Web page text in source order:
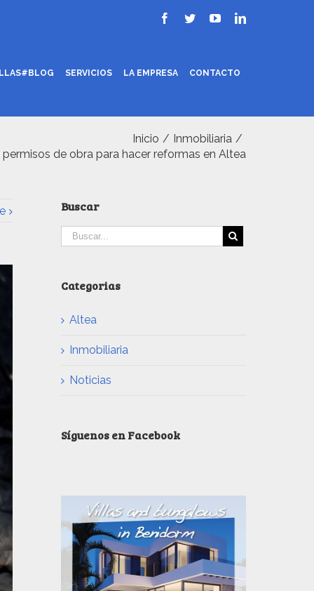
SERVICIOS LA EMPRESA CONTACTO
Inicio / Inmobiliaria /
permisos de obra para hacer reformas en Altea
Buscar
Categorias
Altea
Inmobiliaria
Noticias
Síguenos en Facebook